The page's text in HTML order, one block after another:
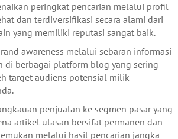
peringkat pencarian melalui profil
dan terdiversifikasi secara alami dari
yang memiliki reputasi sangat baik.
awareness melalui sebaran informasi
di berbagai platform blog yang sering
target audiens potensial milik
penjualan ke segmen pasar yang
artikel ulasan bersifat permanen dan
melalui hasil pencarian jangka